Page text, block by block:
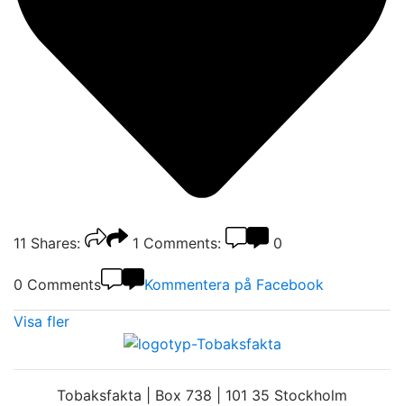
11 Shares: 1 Comments: 0
0 Comments Kommentera på Facebook
Visa fler
Tobaksfakta | Box 738 | 101 35 Stockholm